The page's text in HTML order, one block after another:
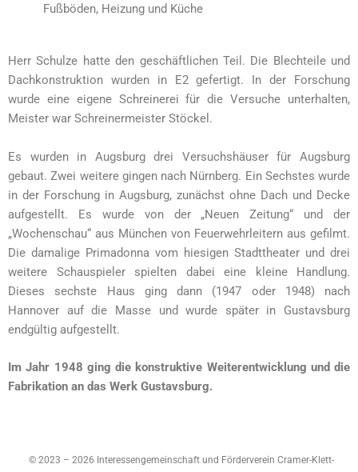
Fußböden, Heizung und Küche
Herr Schulze hatte den geschäftlichen Teil. Die Blechteile und
Dachkonstruktion wurden in E2 gefertigt. In der Forschung
wurde eine eigene Schreinerei für die Versuche unterhalten,
Meister war Schreinermeister Stöckel.
Es wurden in Augsburg drei Versuchshäuser für Augsburg
gebaut. Zwei weitere gingen nach Nürnberg. Ein Sechstes wurde
in der Forschung in Augsburg, zunächst ohne Dach und Decke
aufgestellt. Es wurde von der „Neuen Zeitung“ und der
„Wochenschau“ aus München von Feuerwehrleitern aus gefilmt.
Die damalige Primadonna vom hiesigen Stadttheater und drei
weitere Schauspieler spielten dabei eine kleine Handlung.
Dieses sechste Haus ging dann (1947 oder 1948) nach
Hannover auf die Masse und wurde später in Gustavsburg
endgültig aufgestellt.
Im Jahr 1948 ging die konstruktive Weiterentwicklung und die
Fabrikation an das Werk Gustavsburg.
© 2023 – 2026 Interessengemeinschaft und Förderverein Cramer-Klett-